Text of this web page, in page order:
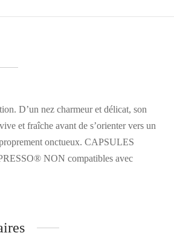
D’un nez charmeur et délicat, son
et fraîche avant de s’orienter vers un
onctueux. CAPSULES
NON compatibles avec